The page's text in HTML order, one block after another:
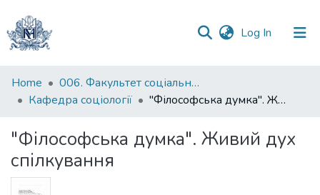
Log In (current)
Communities
&
All of DSpace
Statistics
Home
006. Факультет соціальних наук і соціальних технологій
Кафедра соціології
"Філософська думка". Живий дух спілкування
"Філософська думка". Живий дух
спілкування